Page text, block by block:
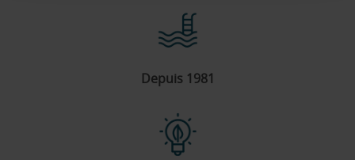
Depuis 1981